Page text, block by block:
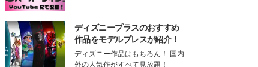
ディズニープラスのおすすめ
作品をモデルプレスが紹介！
ディズニー作品はもちろん！ 国内
外の人気作がすべて見放題！